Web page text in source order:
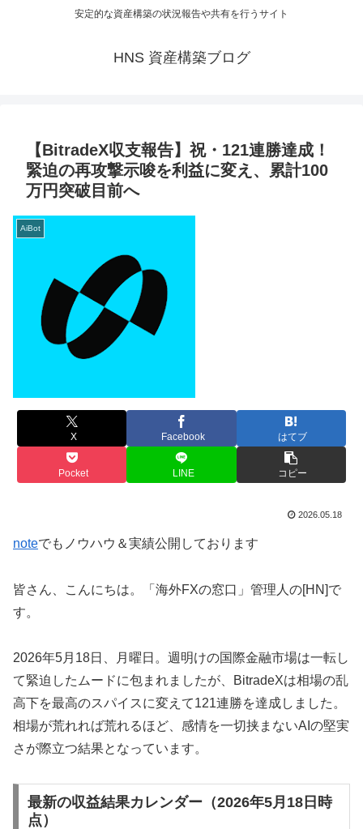
安定的な資産構築の状況報告や共有を行うサイト
HNS 資産構築ブログ
【BitradeX収支報告】祝・121連勝達成！
緊迫の再攻撃示唆を利益に変え、累計100
万円突破目前へ
AiBot
X Facebook はてブ
Pocket LINE コピー
2026.05.18
noteでもノウハウ＆実績公開しております
皆さん、こんにちは。「海外FXの窓口」管理人の[HN]で
す。
2026年5月18日、月曜日。週明けの国際金融市場は一転し
て緊迫したムードに包まれましたが、BitradeXは相場の乱
高下を最高のスパイスに変えて121連勝を達成しました。
相場が荒れれば荒れるほど、感情を一切挟まないAIの堅実
さが際立つ結果となっています。
最新の収益結果カレンダー（2026年5月18日時
点）